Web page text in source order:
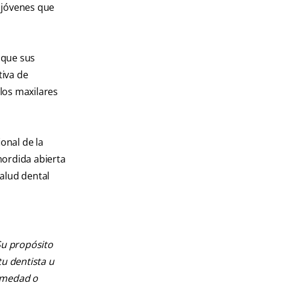
que
sus
de
maxilares
de la
abierta
dental
propósito
dentista u
o